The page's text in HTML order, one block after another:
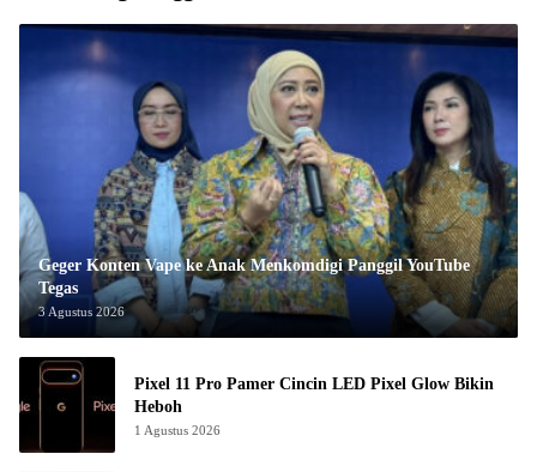
Geger Konten Vape ke Anak Menkomdigi Panggil YouTube
Tegas
3 Agustus 2026
Pixel 11 Pro Pamer Cincin LED Pixel Glow Bikin
Heboh
1 Agustus 2026